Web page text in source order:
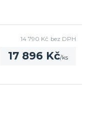
17 896 Kč/ks
14 790 Kč bez DPH